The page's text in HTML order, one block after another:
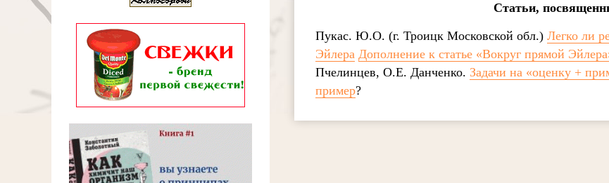
Статьи,
Пукас. Ю.О. (г. Троицк Московской обл.)Легко ли
Эйлера Дополнение к статье «Вокруг прямой
Пчелинцев, О.Е. Данченко. Задачи на «оценку +
пример?